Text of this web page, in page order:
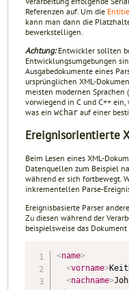
Referenzen auf. Um die
kann man dann die
bewerkstelligen.
Achtung:Entwickler sollten
Entwicklungsumgebungen
Ausgabedokumente eines
ursprünglichen XML-
meisten modernen Sprachen
vorwiegend in C und C++ ein,
was ein wchar auf einer
Ereignisorientierte
Beim Lesen eines XML-
Datenquellen zum Beispiel
während er sich fortbewegt.
inkrementellen Parse-
Ereignisbasierte Parser
Zu diesen während der
beispielsweise das
<name>
<vorname>
<nachname>